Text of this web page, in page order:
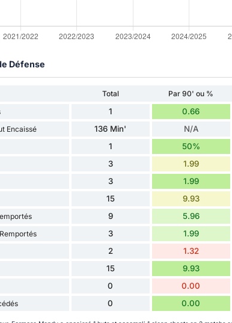
Défense
Total Par 90' ou %
1 0.66
Encaissé 136 Min' N/A
1 50%
3 1.99
3 1.99
15 9.93
9 5.96
3 1.99
2 1.32
15 9.93
0 0.00
0 0.00